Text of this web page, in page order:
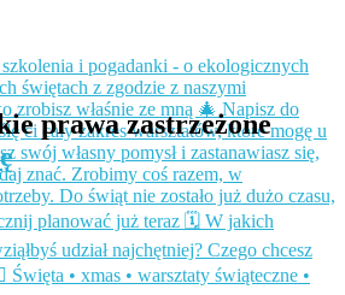
prawa zastrzeżone